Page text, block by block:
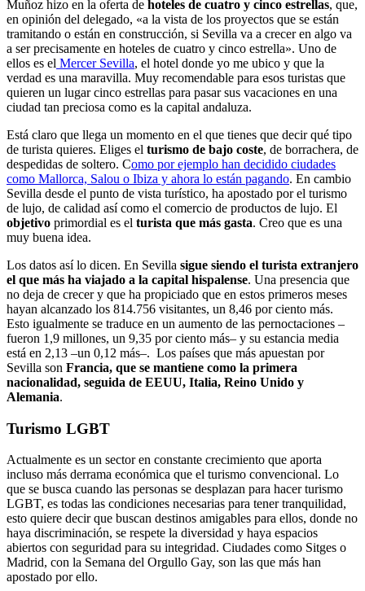
Muñoz hizo en la oferta de hoteles de cuatro y cinco estrellas, que,
en opinión del delegado, «a la vista de los proyectos que se están
tramitando o están en construcción, si Sevilla va a crecer en algo va
a ser precisamente en hoteles de cuatro y cinco estrella». Uno de
ellos es el Mercer Sevilla, el hotel donde yo me ubico y que la
verdad es una maravilla. Muy recomendable para esos turistas que
quieren un lugar cinco estrellas para pasar sus vacaciones en una
ciudad tan preciosa como es la capital andaluza.
Está claro que llega un momento en el que tienes que decir qué tipo
de turista quieres. Eliges el turismo de bajo coste, de borrachera, de
despedidas de soltero. Como por ejemplo han decidido ciudades
como Mallorca, Salou o Ibiza y ahora lo están pagando. En cambio
Sevilla desde el punto de vista turístico, ha apostado por el turismo
de lujo, de calidad así como el comercio de productos de lujo. El
objetivo primordial es el turista que más gasta. Creo que es una
muy buena idea.
Los datos así lo dicen. En Sevilla sigue siendo el turista extranjero
el que más ha viajado a la capital hispalense. Una presencia que
no deja de crecer y que ha propiciado que en estos primeros meses
hayan alcanzado los 814.756 visitantes, un 8,46 por ciento más.
Esto igualmente se traduce en un aumento de las pernoctaciones –
fueron 1,9 millones, un 9,35 por ciento más– y su estancia media
está en 2,13 –un 0,12 más–. Los países que más apuestan por
Sevilla son Francia, que se mantiene como la primera
nacionalidad, seguida de EEUU, Italia, Reino Unido y
Alemania.
Turismo LGBT
Actualmente es un sector en constante crecimiento que aporta
incluso más derrama económica que el turismo convencional. Lo
que se busca cuando las personas se desplazan para hacer turismo
LGBT, es todas las condiciones necesarias para tener tranquilidad,
esto quiere decir que buscan destinos amigables para ellos, donde no
haya discriminación, se respete la diversidad y haya espacios
abiertos con seguridad para su integridad. Ciudades como Sitges o
Madrid, con la Semana del Orgullo Gay, son las que más han
apostado por ello.